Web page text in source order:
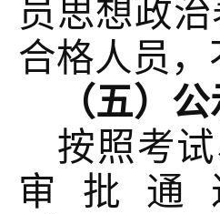
员思想政
合格人员
（五）
按照考
审批通